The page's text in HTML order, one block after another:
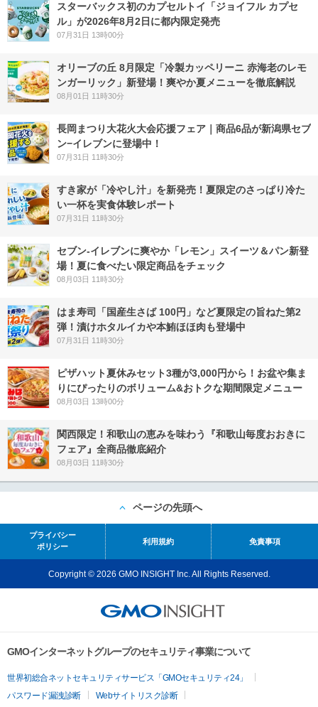
スターバックス初のカプセルトイ「ジョイフル カプセ
ル」が2026年8月2日に都内限定発売
07月31日 13時00分
オリーブの丘 8月限定「冷製カッペリーニ 赤海老のレモ
ンガーリック」新登場！爽やか夏メニューを徹底解説
08月01日 11時30分
長岡まつり大花火大会応援フェア｜商品6品が新潟県セブ
ン−イレブンに登場中！
07月31日 11時30分
すき家が「冷やし汁」を新発売！夏限定のさっぱり冷た
い一杯を実食体験レポート
07月31日 11時30分
セブン‐イレブンに爽やか「レモン」スイーツ＆パン新登
場！夏に食べたい限定商品をチェック
08月03日 11時30分
はま寿司「国産生さば 100円」など夏限定の旨ねた第2
弾！漬けホタルイカや本鮪ほほ肉も登場中
07月31日 11時30分
ピザハット夏休みセット3種が3,000円から！お盆や集ま
りにぴったりのボリューム&おトクな期間限定メニュー
08月03日 13時00分
関西限定！和歌山の恵みを味わう『和歌山毎度おおきに
フェア』全商品徹底紹介
08月03日 11時30分
ページの先頭へ
プライバシー
ポリシー
利用規約 免責事項
Copyright © 2026 GMO INSIGHT Inc. All Rights Reserved.
GMOインターネットグループのセキュリティ事業について
世界初総合ネットセキュリティサービス「GMOセキュリティ24」
パスワード漏洩診断
Webサイトリスク診断